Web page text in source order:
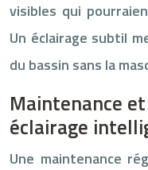
visibles qui
Un éclairage subtil
du bassin sans la
Maintenance
éclairage
Une maintenance